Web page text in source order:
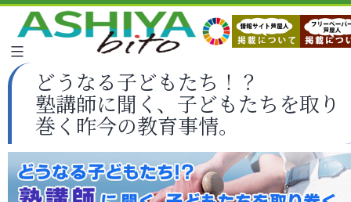
どうなる子どもたち！？
塾講師に聞く、子どもたちを取り
巻く昨今の教育事情。